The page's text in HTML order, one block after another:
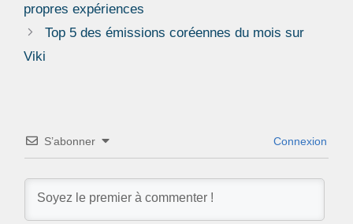
propres expériences
Top 5 des émissions coréennes du mois sur
Viki
S’abonner Connexion